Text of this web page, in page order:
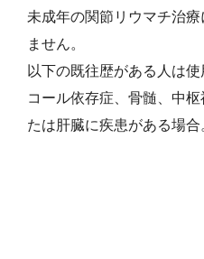
未成年の関節リウマチ治
ません。
以下の既往歴がある人は
コール依存症、骨髄、中
たは肝臓に疾患がある場合